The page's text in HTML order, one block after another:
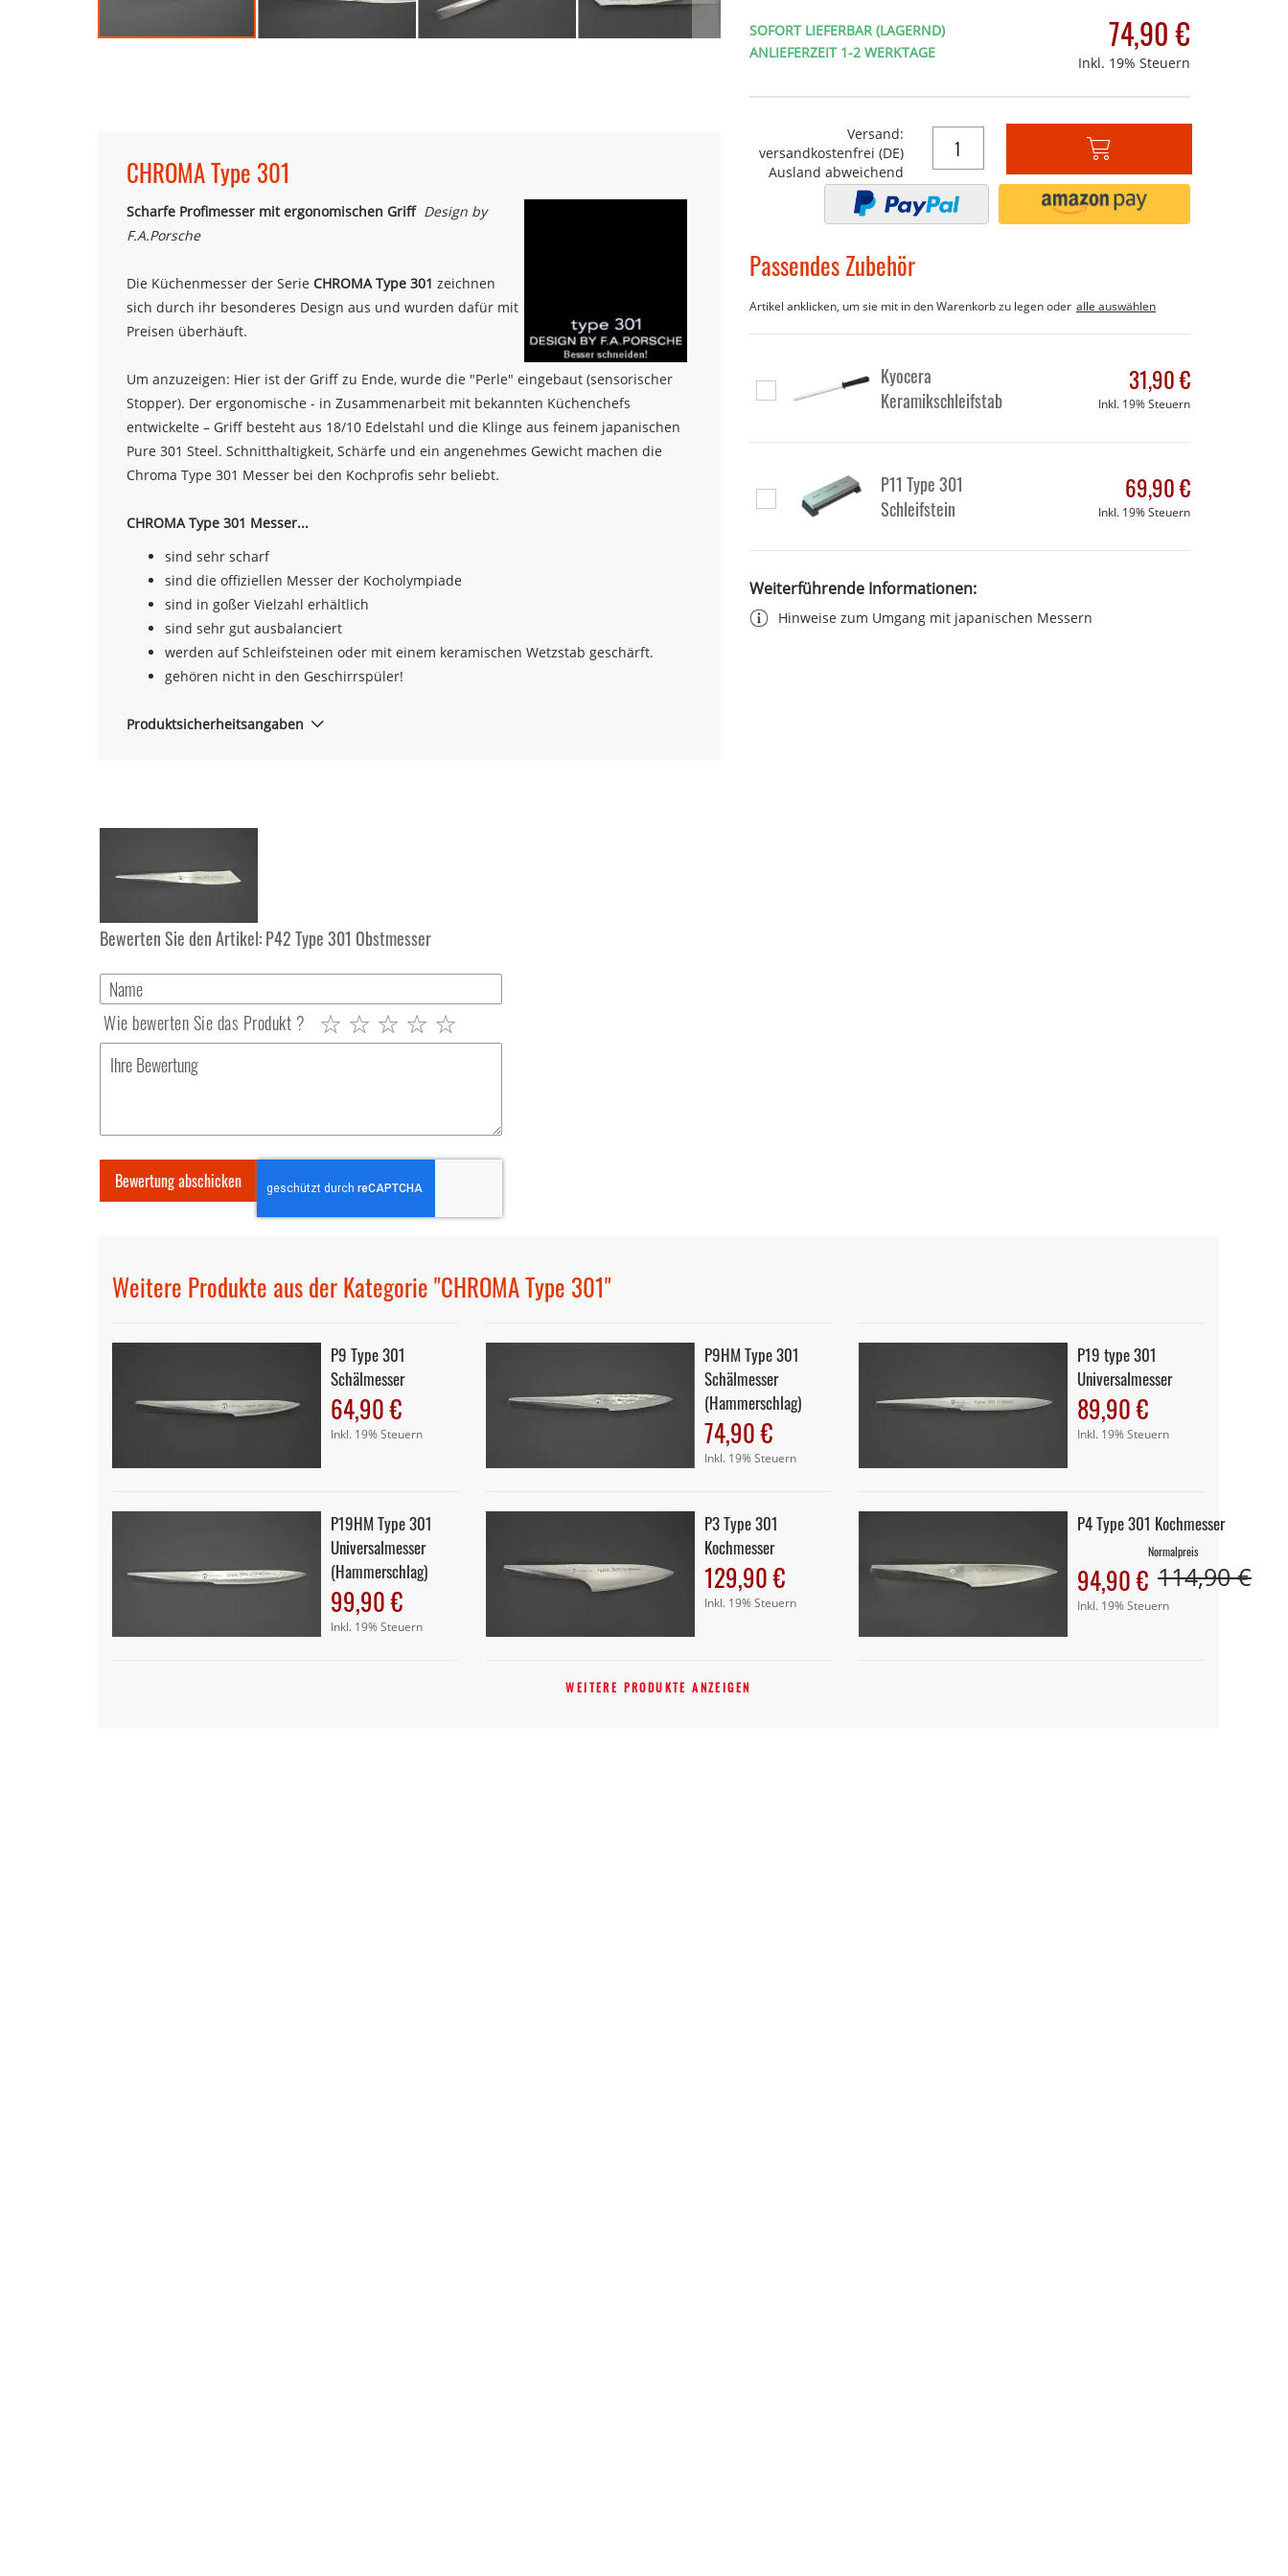
SOFORT LIEFERBAR (LAGERND)
ANLIEFERZEIT 1-2 WERKTAGE
74,90 €
Inkl. 19% Steuern
Versand:
versandkostenfrei (DE)
Ausland abweichend
In
den
Warenkorb
Passendes Zubehör
Artikel anklicken, um sie mit in den Warenkorb zu legen oder alle auswählen
In
Kyocera
Keramikschleifstab
31,90 €
Inkl. 19% Steuern
In
P11 Type 301
Schleifstein
69,90 €
Inkl. 19% Steuern
Weiterführende Informationen:
Hinweise zum Umgang mit japanischen Messern
CHROMA Type 301
Scharfe Profimesser mit ergonomischen Griff Design by
F.A.Porsche
Die Küchenmesser der Serie CHROMA Type 301 zeichnen
sich durch ihr besonderes Design aus und wurden dafür mit
Preisen überhäuft.
Um anzuzeigen: Hier ist der Griff zu Ende, wurde die "Perle" eingebaut (sensorischer
Stopper). Der ergonomische - in Zusammenarbeit mit bekannten Küchenchefs
entwickelte – Griff besteht aus 18/10 Edelstahl und die Klinge aus feinem japanischen
Pure 301 Steel. Schnitthaltigkeit, Schärfe und ein angenehmes Gewicht machen die
Chroma Type 301 Messer bei den Kochprofis sehr beliebt.
CHROMA Type 301 Messer...
sind sehr scharf
sind die offiziellen Messer der Kocholympiade
sind in goßer Vielzahl erhältlich
sind sehr gut ausbalanciert
werden auf Schleifsteinen oder mit einem keramischen Wetzstab geschärft.
gehören nicht in den Geschirrspüler!
Produktsicherheitsangaben
Bewerten Sie den Artikel:P42 Type 301 Obstmesser
Wie bewerten Sie das Produkt ?
1
2
3
4
5
Bewertung abschicken
Weitere Produkte aus der Kategorie "CHROMA Type 301"
P9 Type 301
Schälmesser
64,90 €
Inkl. 19% Steuern
P9HM Type 301
Schälmesser
(Hammerschlag)
74,90 €
Inkl. 19% Steuern
P19 type 301
Universalmesser
89,90 €
Inkl. 19% Steuern
P19HM Type 301
Universalmesser
(Hammerschlag)
99,90 €
Inkl. 19% Steuern
P3 Type 301
Kochmesser
129,90 €
Inkl. 19% Steuern
P4 Type 301 Kochmesser
Sonderangebot
94,90 €
Normalpreis
114,90 €
Inkl. 19% Steuern
WEITERE PRODUKTE ANZEIGEN